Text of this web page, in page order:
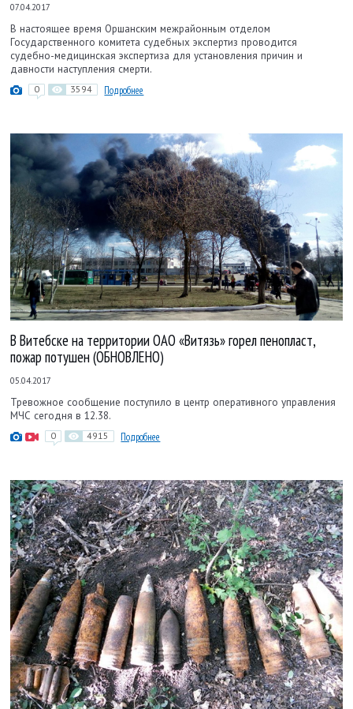
07.04.2017
В настоящее время Оршанским межрайонным отделом
Государственного комитета судебных экспертиз проводится
судебно-медицинская экспертиза для установления причин и
давности наступления смерти.
0 3594 Подробнее
В Витебске на территории ОАО «Витязь» горел пенопласт,
пожар потушен (ОБНОВЛЕНО)
05.04.2017
Тревожное сообщение поступило в центр оперативного управления
МЧС сегодня в 12.38.
0 4915 Подробнее